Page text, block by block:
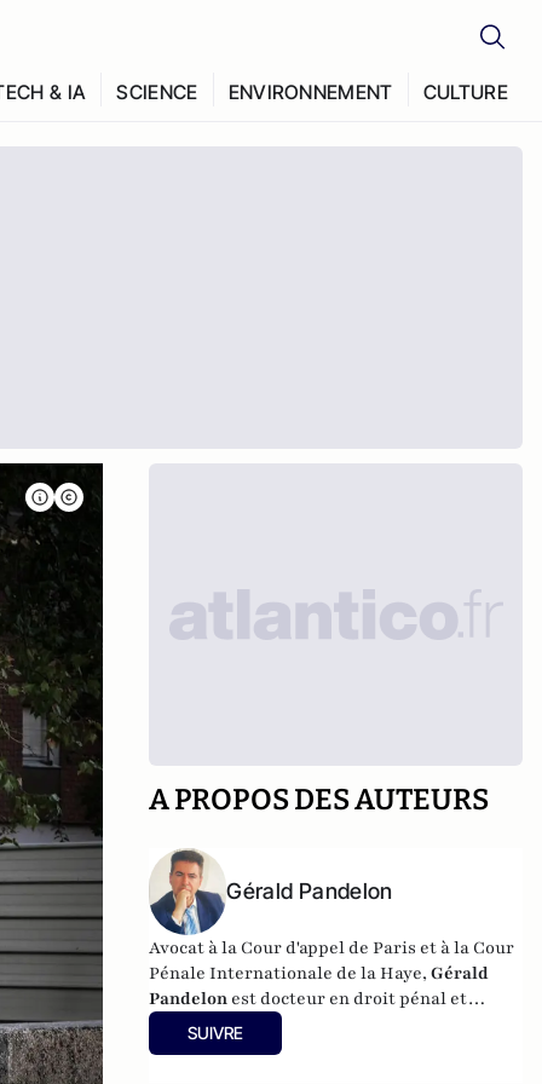
& IA SCIENCE ENVIRONNEMENT CULTURE
A PROPOS DES AUTEURS
Gérald Pandelon
Avocat à la Cour d'appel de Paris et à la Cour
Pénale Internationale de la Haye,Gérald
Pandelon est docteur en droit pénal et
docteur en sciences politiques, discipline
qu'il a enseignée pendant 15 ans. Gérald
SUIVRE